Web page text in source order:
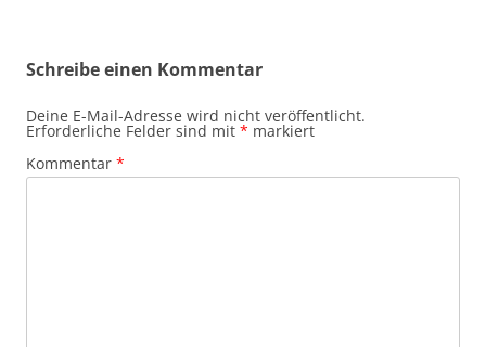
Schreibe einen Kommentar
Deine E-Mail-Adresse wird nicht veröffentlicht.
Erforderliche Felder sind mit * markiert
Kommentar *